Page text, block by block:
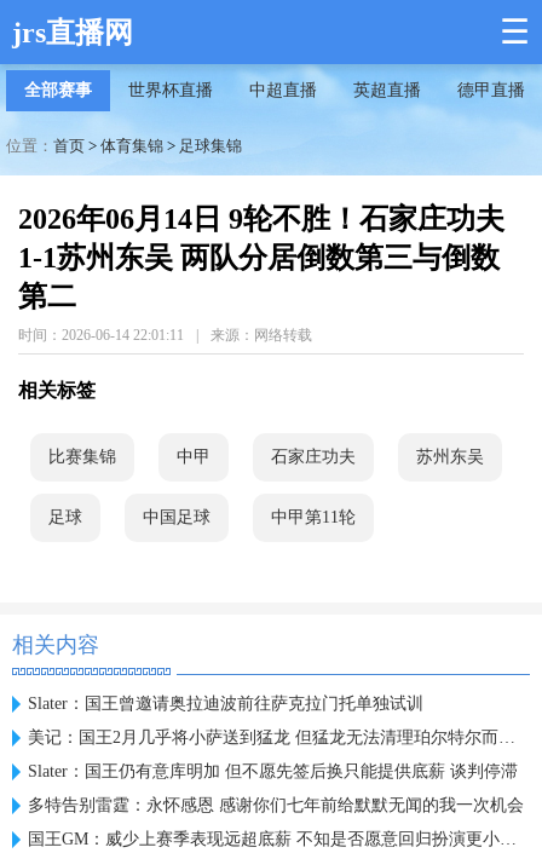
jrs直播网 ☰
全部赛事 世界杯直播 中超直播 英超直播 德甲直播
位置： 首页 > 体育集锦 > 足球集锦
2026年06月14日 9轮不胜！石家庄功夫
1-1苏州东吴 两队分居倒数第三与倒数
第二
时间：2026-06-14 22:01:11 来源：网络转载
相关标签
比赛集锦 中甲 石家庄功夫 苏州东吴
足球 中国足球 中甲第11轮
相关内容
Slater：国王曾邀请奥拉迪波前往萨克拉门托单独试训
美记：国王2月几乎将小萨送到猛龙 但猛龙无法清理珀尔特尔而告吹
Slater：国王仍有意库明加 但不愿先签后换只能提供底薪 谈判停滞
多特告别雷霆：永怀感恩 感谢你们七年前给默默无闻的我一次机会
国王GM：威少上赛季表现远超底薪 不知是否愿意回归扮演更小角色